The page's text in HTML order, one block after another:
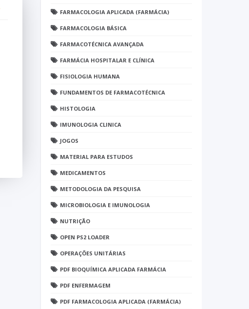
FARMACOLOGIA APLICADA (FARMÁCIA)
FARMACOLOGIA BÁSICA
FARMACOTÉCNICA AVANÇADA
FARMÁCIA HOSPITALAR E CLÍNICA
FISIOLOGIA HUMANA
FUNDAMENTOS DE FARMACOTÉCNICA
HISTOLOGIA
IMUNOLOGIA CLINICA
JOGOS
MATERIAL PARA ESTUDOS
MEDICAMENTOS
METODOLOGIA DA PESQUISA
MICROBIOLOGIA E IMUNOLOGIA
NUTRIÇÃO
OPEN PS2 LOADER
OPERAÇÕES UNITÁRIAS
PDF BIOQUÍMICA APLICADA FARMÁCIA
PDF ENFERMAGEM
PDF FARMACOLOGIA APLICADA (FARMÁCIA)